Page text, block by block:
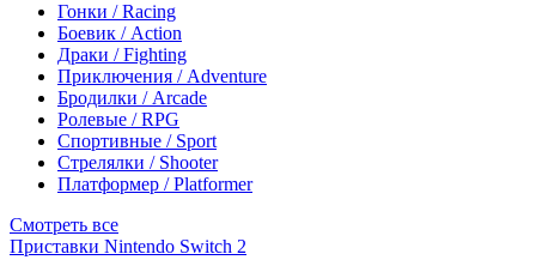
Гонки / Racing
Боевик / Action
Драки / Fighting
Приключения / Adventure
Бродилки / Arcade
Ролевые / RPG
Спортивные / Sport
Стрелялки / Shooter
Платформер / Platformer
Смотреть все
Приставки Nintendo Switch 2